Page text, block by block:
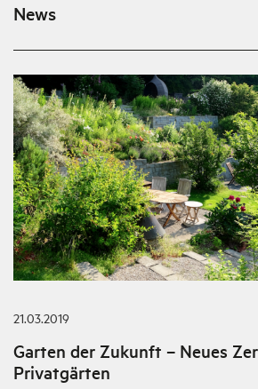
News
21.03.2019
Garten der Zukunft – Neues
Privatgärten